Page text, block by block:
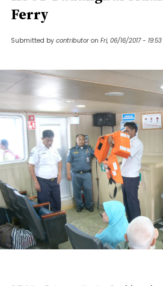
Ferry
Submitted by contributor on Fri, 06/16/2017 - 19:53